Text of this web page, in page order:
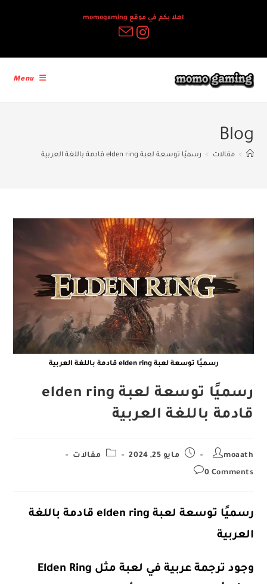
اهلا بكم في موقع momogaming
Menu
Blog
> مقالات > رسميًا توسعة لعبة elden ring قادمة باللغة العربية
رسميًا توسعة لعبة elden ring قادمة باللغة العربية
رسميًا توسعة لعبة elden ring
قادمة باللغة العربية
Post
moaath
Post مايو 25, 2024
Post مقالات
Post
0 Comments
رسميًا توسعة لعبة elden ring قادمة باللغة
العربية
وجود ترجمة عربية في لعبة مثل Elden Ring